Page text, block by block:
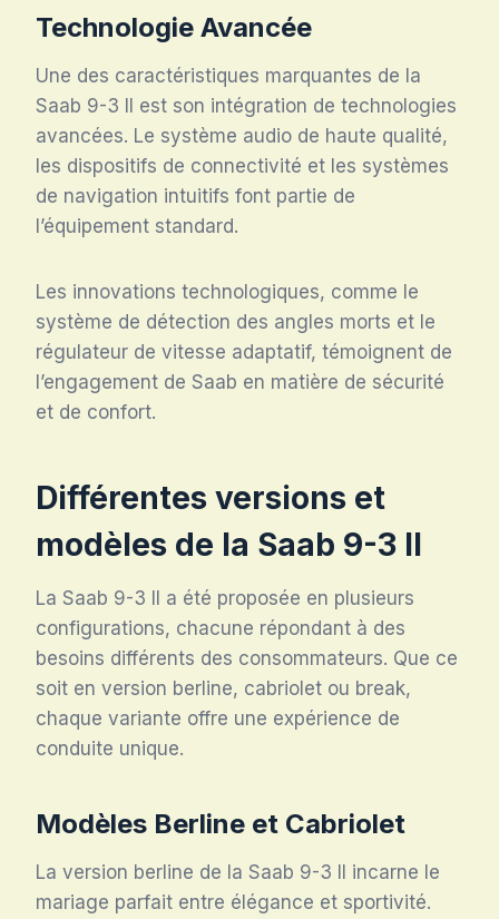
Technologie Avancée
Une des caractéristiques marquantes de la
Saab 9-3 II est son intégration de technologies
avancées. Le système audio de haute qualité,
les dispositifs de connectivité et les systèmes
de navigation intuitifs font partie de
l’équipement standard.
Les innovations technologiques, comme le
système de détection des angles morts et le
régulateur de vitesse adaptatif, témoignent de
l’engagement de Saab en matière de sécurité
et de confort.
Différentes versions et
modèles de la Saab 9-3 II
La Saab 9-3 II a été proposée en plusieurs
configurations, chacune répondant à des
besoins différents des consommateurs. Que ce
soit en version berline, cabriolet ou break,
chaque variante offre une expérience de
conduite unique.
Modèles Berline et Cabriolet
La version berline de la Saab 9-3 II incarne le
mariage parfait entre élégance et sportivité.